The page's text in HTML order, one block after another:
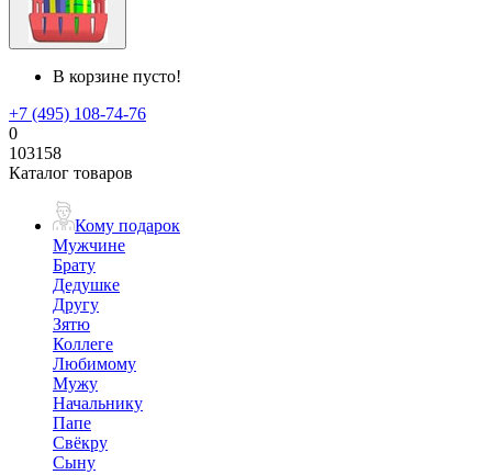
В корзине пусто!
+7 (495) 108-74-76
0
103158
Каталог товаров
Кому подарок
Мужчине
Брату
Дедушке
Другу
Зятю
Коллеге
Любимому
Мужу
Начальнику
Папе
Свёкру
Сыну